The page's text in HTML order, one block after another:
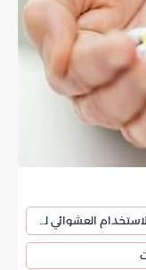
مخاطر المسكنات: دليلك الشامل لتجنب أضرار الاستخدام العشوائي للأدوية